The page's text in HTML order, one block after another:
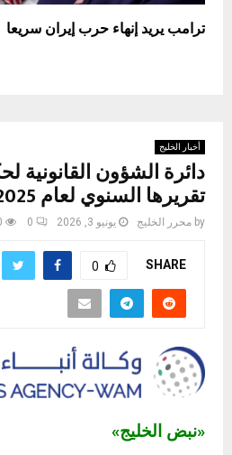
ترامب يريد إنهاء حرب إيران سريعا
أخبار الخليج
دائرة الشؤون القانونية
تقريرها السنوي لعام 2025
by محرر الخليج يونيو 3, 2026 0
SHARE
0
«نبض الخليج»